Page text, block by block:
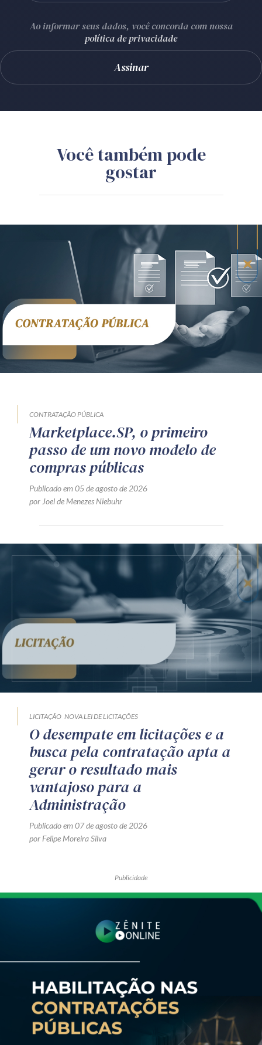
Ao informar seus dados, você concorda com nossa
política de privacidade
Você também pode
gostar
CONTRATAÇÃO PÚBLICA
Marketplace.SP, o primeiro
passo de um novo modelo de
compras públicas
Publicado em 05 de agosto de 2026
por Joel de Menezes Niebuhr
LICITAÇÃO NOVA LEI DE LICITAÇÕES
O desempate em licitações e a
busca pela contratação apta a
gerar o resultado mais
vantajoso para a
Administração
Publicado em 07 de agosto de 2026
por Felipe Moreira Silva
Publicidade